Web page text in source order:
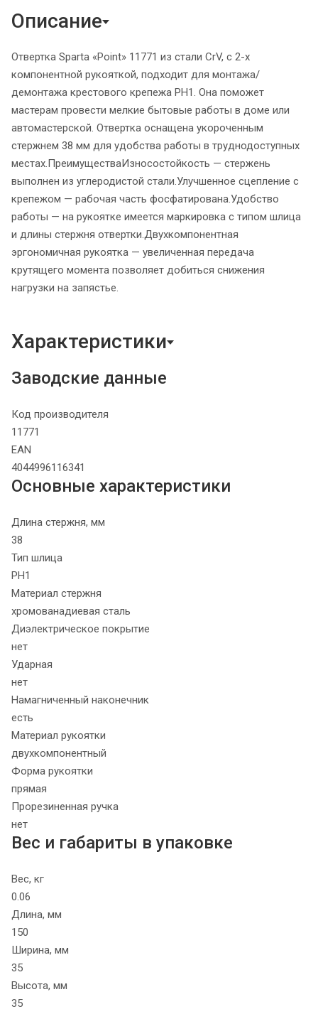
Описание
Отвертка Sparta «Point» 11771 из стали CrV, с 2-х
компонентной рукояткой, подходит для монтажа/
демонтажа крестового крепежа PH1. Она поможет
мастерам провести мелкие бытовые работы в доме или
автомастерской. Отвертка оснащена укороченным
стержнем 38 мм для удобства работы в труднодоступных
местах.ПреимуществаИзносостойкость — стержень
выполнен из углеродистой стали.Улучшенное сцепление с
крепежом — рабочая часть фосфатирована.Удобство
работы — на рукоятке имеется маркировка с типом шлица
и длины стержня отвертки.Двухкомпонентная
эргономичная рукоятка — увеличенная передача
крутящего момента позволяет добиться снижения
нагрузки на запястье.
Характеристики
Заводские данные
Код производителя
11771
EAN
4044996116341
Основные характеристики
Длина стержня, мм
38
Тип шлица
PH1
Материал стержня
хромованадиевая сталь
Диэлектрическое покрытие
нет
Ударная
нет
Намагниченный наконечник
есть
Материал рукоятки
двухкомпонентный
Форма рукоятки
прямая
Прорезиненная ручка
нет
Вес и габариты в упаковке
Вес, кг
0.06
Длина, мм
150
Ширина, мм
35
Высота, мм
35